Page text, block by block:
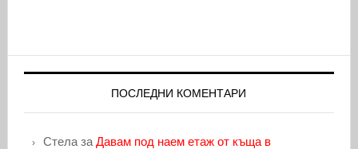
ПОСЛЕДНИ КОМЕНТАРИ
Стелаза Давам под наем етаж от къща в